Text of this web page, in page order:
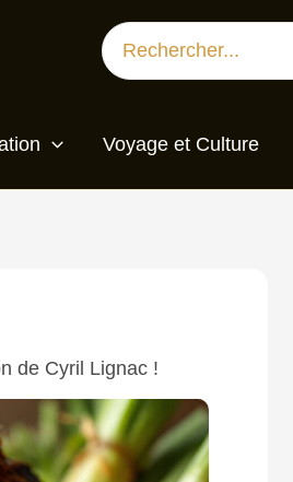
Search
for:
Voyage et Culture
de Cyril Lignac !